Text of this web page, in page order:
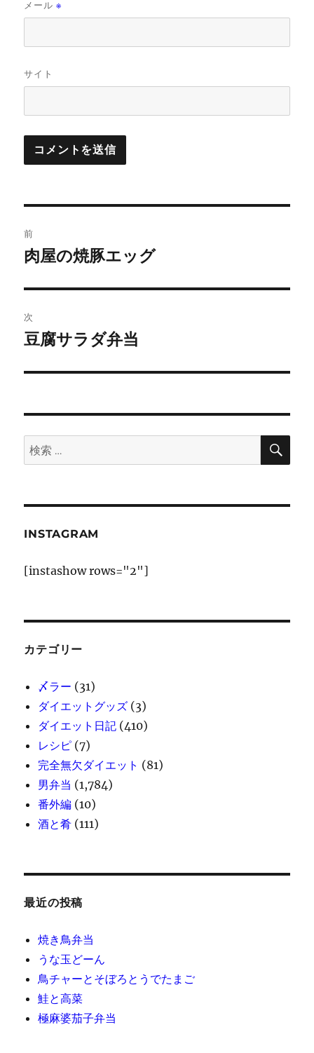
メール※
サイト
稿
ビ
ゲ
ー
ン
前
前
投
稿:
肉屋の焼豚エッグ
次
次
投
豆腐サラダ弁当
検
索:
検
INSTAGRAM
[instashow rows="2"]
カテゴリー
〆ラー (31)
ダイエットグッズ (3)
ダイエット日記 (410)
レシピ (7)
完全無欠ダイエット (81)
男弁当 (1,784)
番外編 (10)
酒と肴 (111)
最近の投稿
焼き鳥弁当
うな玉どーん
鳥チャーとそぼろとうでたまご
鮭と高菜
極麻婆茄子弁当